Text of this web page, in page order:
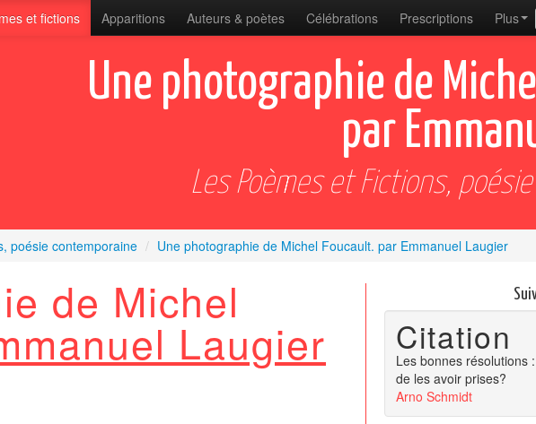
et fictions Apparitions Auteurs & poètes Célébrations Prescriptions Plus
Une photographie de
par
Les Poèmes et Fictions,
poésie contemporaine / Une photographie de Michel Foucault. par Emmanuel Laugier
de Michel
Laugier Citation
Les bonnes résolutions
de les avoir prises?
Arno Schmidt